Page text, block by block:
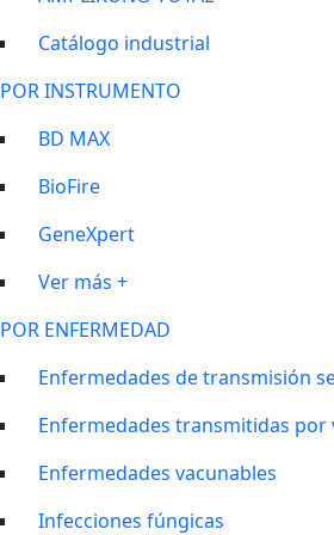
Catálogo industrial
POR INSTRUMENTO
BD MAX
BioFire
GeneXpert
Ver más +
POR ENFERMEDAD
Enfermedades de transmisión
Enfermedades transmitidas por
Enfermedades vacunables
Infecciones fúngicas